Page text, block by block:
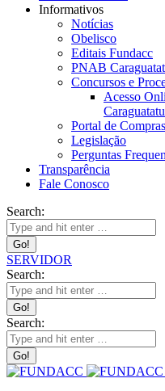
Informativos
Notícias
Obelisco
Editais Fundacc
PNAB
Concursos e
Acesso
Portal de Compras
Legislação
Perguntas
Transparência
Fale Conosco
Search:
SERVIDOR
Search:
Search: